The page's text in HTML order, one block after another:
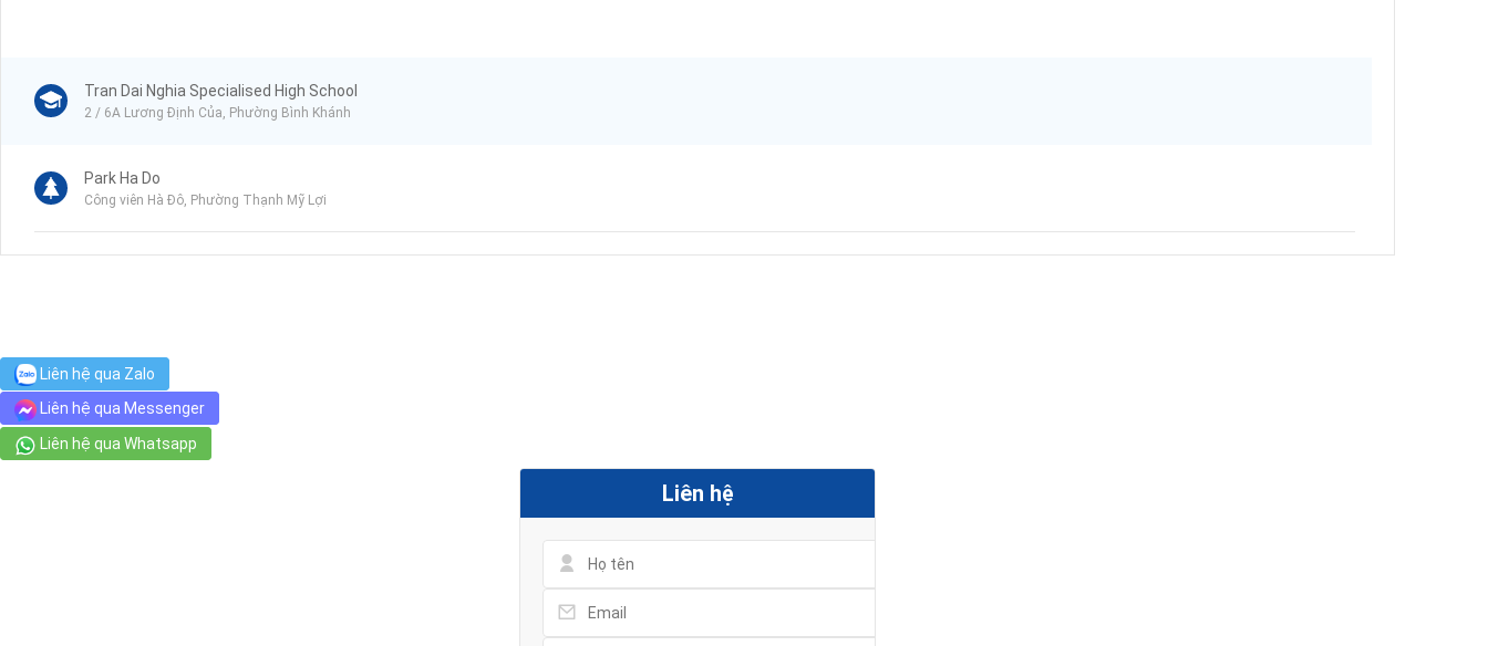
Tran Dai Nghia Specialised High School
2 / 6A Lương Định Của, Phường Bình Khánh
Park Ha Do
Công viên Hà Đô, Phường Thạnh Mỹ Lợi
Liên hệ qua Zalo
Liên hệ qua Messenger
Liên hệ qua Whatsapp
Liên hệ